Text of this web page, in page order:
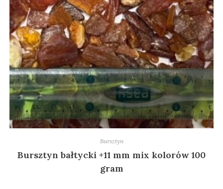
Bursztyn
Bursztyn bałtycki +11 mm mix kolorów 100
gram